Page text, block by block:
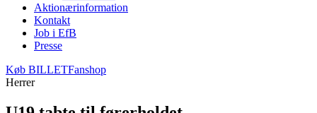
Aktionærinformation
Kontakt
Job i EfB
Presse
Køb BILLETFanshop
Herrer